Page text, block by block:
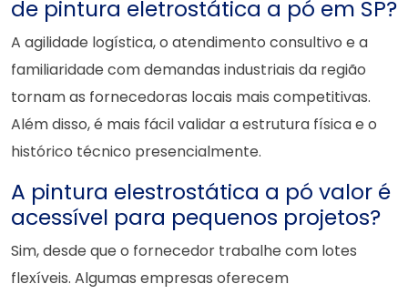
de pintura eletrostática a pó em SP?
A agilidade logística, o atendimento consultivo e a
familiaridade com demandas industriais da região
tornam as fornecedoras locais mais competitivas.
Além disso, é mais fácil validar a estrutura física e o
histórico técnico presencialmente.
A pintura elestrostática a pó valor é
acessível para pequenos projetos?
Sim, desde que o fornecedor trabalhe com lotes
flexíveis. Algumas empresas oferecem